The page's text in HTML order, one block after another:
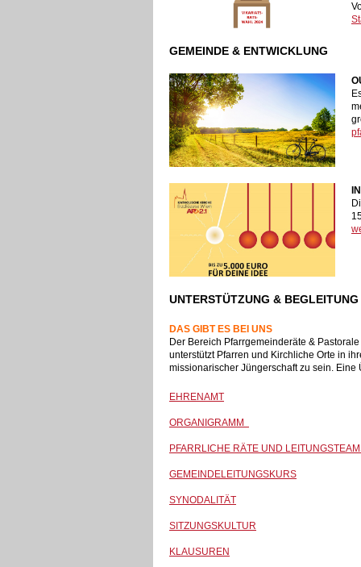
GEMEINDE & ENTWICKLUNG
UNTERSTÜTZUNG & BEGLEITUNG
DAS GIBT ES BEI UNS
Der Bereich Pfarrgemeinderäte &
unterstützt Pfarren und Kirchliche Orte in
missionarischer Jüngerschaft zu sein. Eine
EHRENAMT
ORGANIGRAMM
PFARRLICHE RÄTE UND
GEMEINDELEITUNGSKURS
SYNODALITÄT
SITZUNGSKULTUR
KLAUSUREN